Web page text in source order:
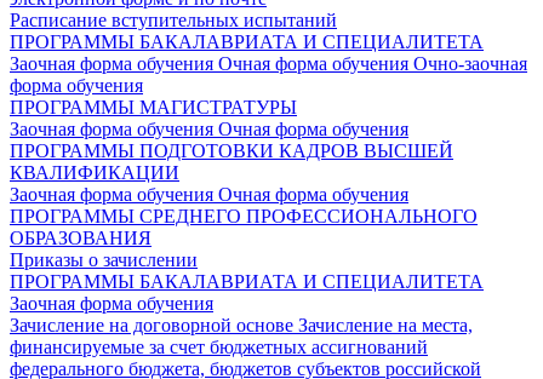
Расписание вступительных испытаний
ПРОГРАММЫ БАКАЛАВРИАТА И СПЕЦИАЛИТЕТА
Заочная форма обучения Очная форма обучения Очно-заочная
форма обучения
ПРОГРАММЫ МАГИСТРАТУРЫ
Заочная форма обучения Очная форма обучения
ПРОГРАММЫ ПОДГОТОВКИ КАДРОВ ВЫСШЕЙ
КВАЛИФИКАЦИИ
Заочная форма обучения Очная форма обучения
ПРОГРАММЫ СРЕДНЕГО ПРОФЕССИОНАЛЬНОГО
ОБРАЗОВАНИЯ
Приказы о зачислении
ПРОГРАММЫ БАКАЛАВРИАТА И СПЕЦИАЛИТЕТА
Заочная форма обучения
Зачисление на договорной основе Зачисление на места,
финансируемые за счет бюджетных ассигнований
федерального бюджета, бюджетов субъектов российской